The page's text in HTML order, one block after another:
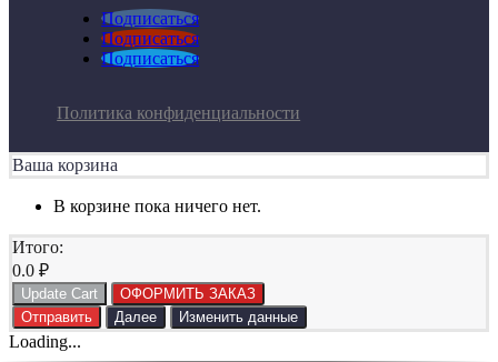
Подписаться
Подписаться
Подписаться
Политика конфиденциальности
Ваша корзина
В корзине пока ничего нет.
Итого:
0.0 ₽
Update Cart
ОФОРМИТЬ ЗАКАЗ
Отправить
Далее Изменить данные
Loading...